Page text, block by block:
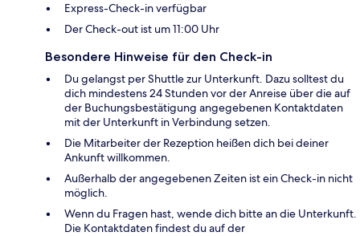
Express-Check-in verfügbar
Der Check-out ist um 11:00 Uhr
Besondere Hinweise für den Check-in
Du gelangst per Shuttle zur Unterkunft. Dazu solltest du
dich mindestens 24 Stunden vor der Anreise über die auf
der Buchungsbestätigung angegebenen Kontaktdaten
mit der Unterkunft in Verbindung setzen.
Die Mitarbeiter der Rezeption heißen dich bei deiner
Ankunft willkommen.
Außerhalb der angegebenen Zeiten ist ein Check-in nicht
möglich.
Wenn du Fragen hast, wende dich bitte an die Unterkunft.
Die Kontaktdaten findest du auf der